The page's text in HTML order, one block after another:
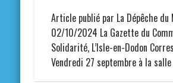
Article publié par La Dépêche
02/10/2024 La Gazette du
Solidarité, L’Isle-en-Dodon
Vendredi 27 septembre à la